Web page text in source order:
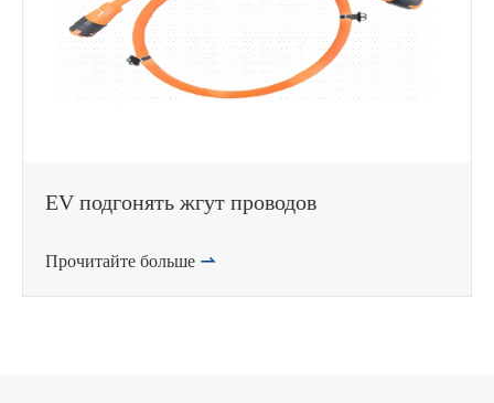
EV подгонять жгут проводов
Прочитайте больше 